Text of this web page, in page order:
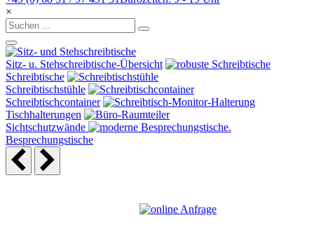
×
Sitz- u. Stehschreibtische-Übersicht
Schreibtische
Schreibtischstühle
Schreibtischcontainer
Tischhalterungen
Sichtschutzwände
Besprechungstische